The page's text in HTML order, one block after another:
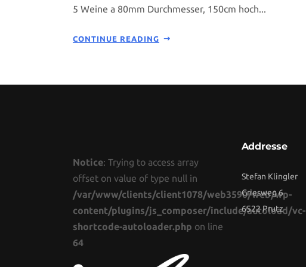
5 Weine a 80mm Durchmesser, 150cm hoch...
CONTINUE READING
Notice: Trying to access array
offset on value of type null in
/var/www/clients/client1078/web3590/web/wp-
content/plugins/js_composer/include/autoload/vc-
shortcode-autoloader.php on line
64
Addresse
Stefan Klingler
Griesweg 6
6522 Prutz